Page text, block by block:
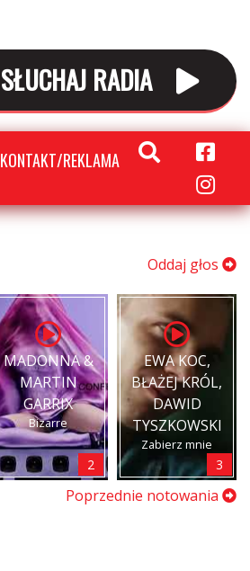
SŁUCHAJ RADIA
KONTAKT/REKLAMA
Oddaj głos
MADONNA &
MARTIN
GARRIX
Bizarre
2
EWA KOC,
BŁAŻEJ KRÓL,
DAWID
TYSZKOWSKI
Zabierz mnie
3
Poprzednie notowania